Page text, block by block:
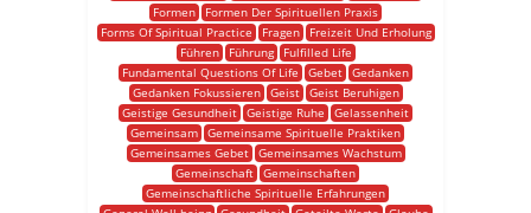
Formen
Formen Der Spirituellen Praxis
Forms Of Spiritual Practice
Fragen
Freizeit Und Erholung
Führen
Führung
Fulfilled Life
Fundamental Questions Of Life
Gebet Gedanken
Gedanken Fokussieren
Geist
Geist Beruhigen
Geistige Gesundheit Geistige Ruhe
Gelassenheit
Gemeinsam Gemeinsame Spirituelle Praktiken
Gemeinsames Gebet
Gemeinsames Wachstum
Gemeinschaft Gemeinschaften
Gemeinschaftliche Spirituelle Erfahrungen